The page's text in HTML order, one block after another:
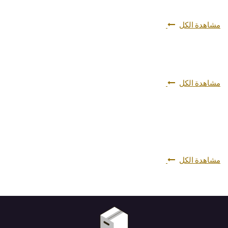
مشاهدة الكل
مشاهدة الكل
مشاهدة الكل